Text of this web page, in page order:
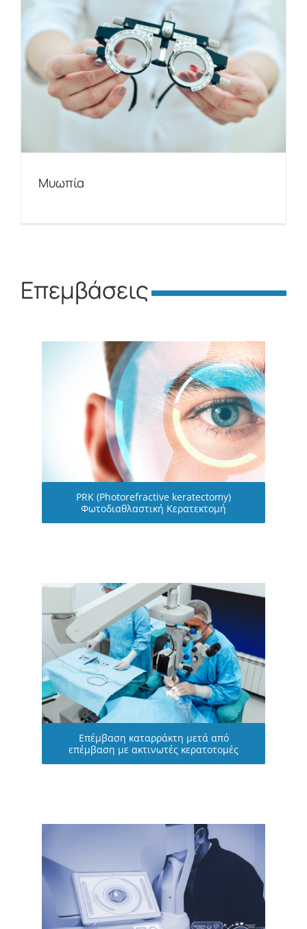
Μυωπία
Επεμβάσεις
PRK (Photorefractive keratectomy)
Φωτοδιαθλαστική Κερατεκτομή
Επέμβαση καταρράκτη μετά από
επέμβαση με ακτινωτές κερατοτομές